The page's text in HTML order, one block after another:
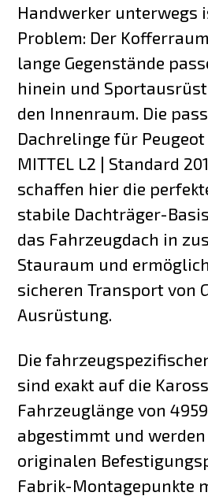
Handwerker unterwegs
Problem: Der
lange Gegenstände
hinein und
den Innenraum. Die
Dachrelinge für Peugeot
MITTEL L2 | Standard
schaffen hier die
stabile Dachträger-
das Fahrzeugdach in
Stauraum und
sicheren Transport von
Ausrüstung.
Die
sind exakt auf die
Fahrzeuglänge von
abgestimmt und werden
originalen
Fabrik-Montagepunkte